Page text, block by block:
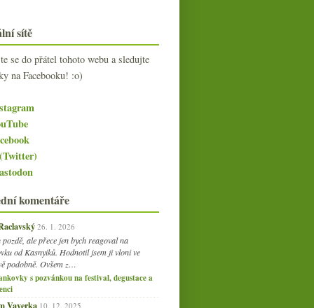
sítě
se do přátel tohoto webu a sledujte
na Facebooku! :o)
komentáře
26. 1. 2026
ale přece jen bych reagoval na
od Kasnyiků. Hodnotil jsem ji vloni ve
podobně. Ovšem z…
s pozvánkou na festival, degustace a
Vaverka 10. 12. 2025